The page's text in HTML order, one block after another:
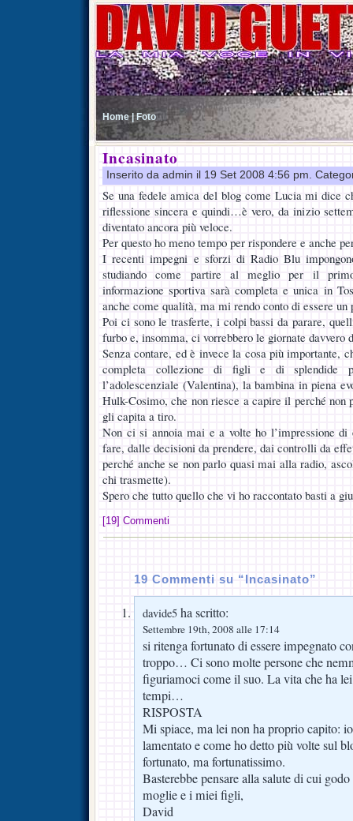
Home | Foto
Incasinato
Inserito da admin il 19 Set 2008 4:56 pm.
Se una fedele amica del blog come Lucia mi dice
riflessione sincera e quindi…è vero, da inizio
diventato ancora più veloce.
Per questo ho meno tempo per rispondere e anche
I recenti impegni e sforzi di Radio Blu
studiando come partire al meglio per il
informazione sportiva sarà completa e unica in
anche come qualità, ma mi rendo conto di essere un
Poi ci sono le trasferte, i colpi bassi da parare,
furbo e, insomma, ci vorrebbero le giornate davvero
Senza contare, ed è invece la cosa più importante,
completa collezione di figli e di splendide
l’adolescenziale (Valentina), la bambina in piena
Hulk-Cosimo, che non riesce a capire il perché non
gli capita a tiro.
Non ci si annoia mai e a volte ho l’impressione di
fare, dalle decisioni da prendere, dai controlli da
perché anche se non parlo quasi mai alla radio,
chi trasmette).
Spero che tutto quello che vi ho raccontato basti a
[19] Commenti
19 Commenti su “Incasinato”
davide5 ha scritto:
Settembre 19th, 2008 alle 17:14
si ritenga fortunato di essere impegnato
troppo… Ci sono molte persone che
figuriamoci come il suo. La vita che ha
tempi…
RISPOSTA
Mi spiace, ma lei non ha proprio capito:
lamentato e come ho detto più volte sul
fortunato, ma fortunatissimo.
Basterebbe pensare alla salute di cui
moglie e i miei figli,
David